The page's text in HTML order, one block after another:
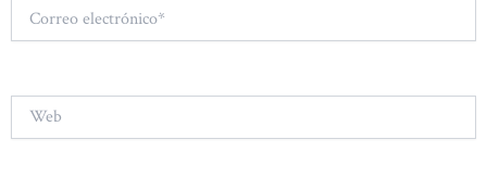
Correo
electrónico*